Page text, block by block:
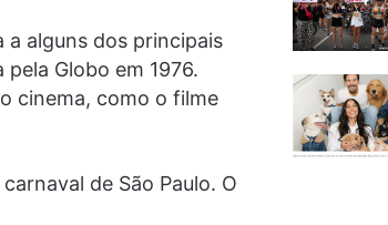
alguns dos principais
Globo em 1976.
cinema, como o filme
de São Paulo. O